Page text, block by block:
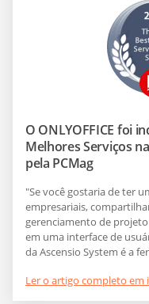
O ONLYOFFICE foi
Melhores Serviços
pela PCMag
"Se você gostaria de ter
empresariais,
gerenciamento de
em uma interface de
da Ascensio System é a
Ler o artigo completo em